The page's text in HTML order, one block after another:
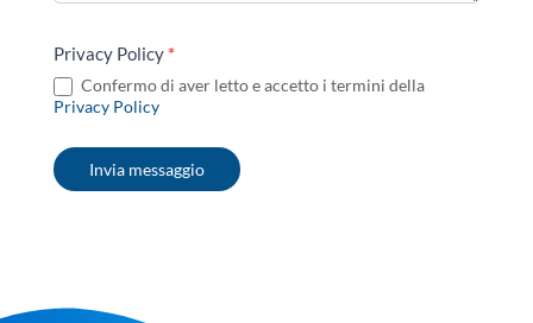
Privacy Policy*
Confermo di aver letto e accetto i termini della
Privacy Policy